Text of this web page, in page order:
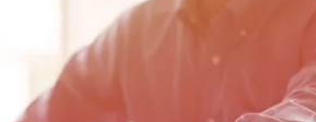
Ver teléfono